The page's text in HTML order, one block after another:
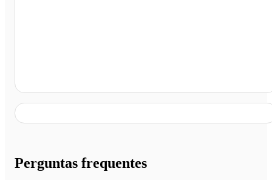
Perguntas frequentes